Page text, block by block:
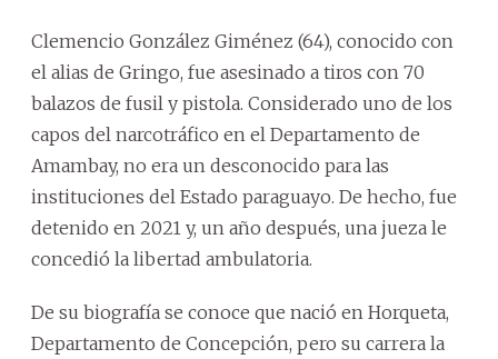
Clemencio González Giménez (64), conocido con
el alias de Gringo, fue asesinado a tiros con 70
balazos de fusil y pistola. Considerado uno de los
capos del narcotráfico en el Departamento de
Amambay, no era un desconocido para las
instituciones del Estado paraguayo. De hecho, fue
detenido en 2021 y, un año después, una jueza le
concedió la libertad ambulatoria.
De su biografía se conoce que nació en Horqueta,
Departamento de Concepción, pero su carrera la